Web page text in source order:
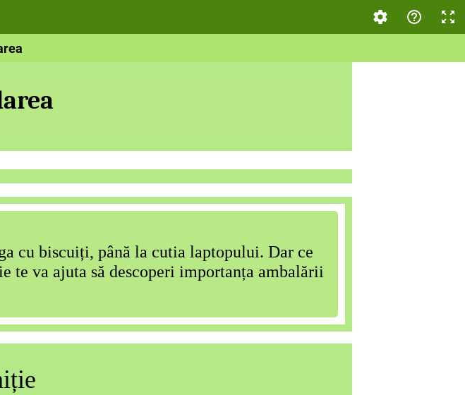
rea
cu biscuiți, până la cutia laptopului. Dar ce
te va ajuta să descoperi importanța ambalării